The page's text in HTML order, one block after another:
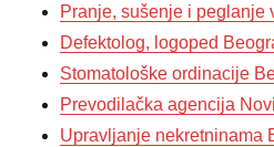
Pranje, sušenje i peglanje
Defektolog, logoped
Stomatološke ordinacije
Prevodilačka agencija
Upravljanje nekretninama